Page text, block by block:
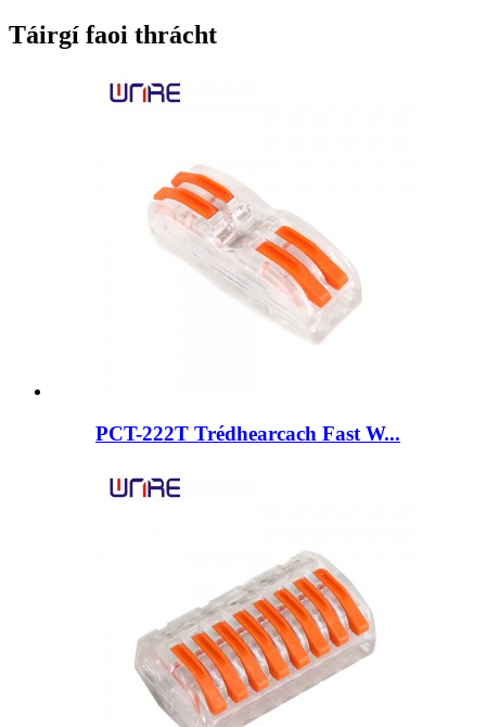
Táirgí faoi thrácht
PCT-222T Trédhearcach Fast W...